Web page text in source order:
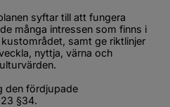
syftar till att fungera
många intressen som finns i
samt ge riktlinjer
nyttja, värna och
den fördjupade
§34.